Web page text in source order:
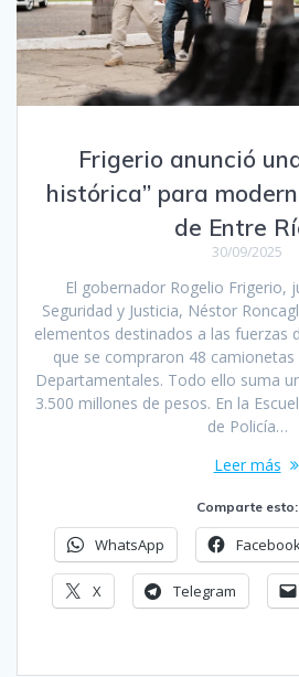
Frigerio anunció
histórica” para
de Entre
30/09/2025
El gobernador Rogelio Frigerio,
Seguridad y Justicia, Néstor
elementos destinados a las fuerzas
que se compraron 48
Departamentales. Todo ello suma
3.500 millones de pesos. En la
de Policía…
Leer más
Comparte esto:
WhatsApp
X Telegram